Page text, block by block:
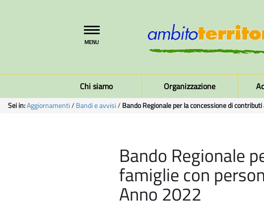
Toggle
navigation
MENU
Chi siamo Organizzazione
Sei in:Aggiornamenti/Bandi e avvisi/Bando Regionale per la concessione di
Bando Regionale
famiglie con
Anno 2022